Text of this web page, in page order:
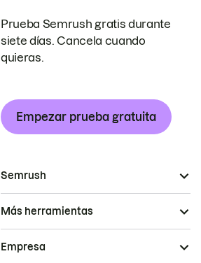
Prueba Semrush gratis durante
siete días. Cancela cuando
quieras.
Empezar prueba gratuita
Semrush
Más herramientas
Empresa